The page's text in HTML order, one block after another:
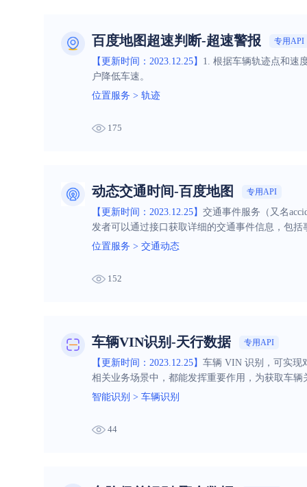
百度地图超速判断-超速警报 专用API
【更新时间：2023.12.25】 1. 根据车辆轨迹点和速
户降低车速。
位置服务 > 轨迹
175
动态交通时间-百度地图 专用API
【更新时间：2023.12.25】 交通事件服务（又名
发者可以通过接口获取详细的交通事件信息，包
让等场景。支持全国380+城市，分钟级更新
位置服务 > 交通动态
152
车辆VIN识别-天行数据 专用API
【更新时间：2023.12.25】 车辆 VIN 识别，可实现
相关业务场景中，都能发挥重要作用，为获取车
智能识别 > 车辆识别
44